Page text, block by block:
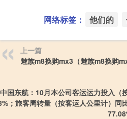
网络标签： 他们的
上一篇
魅族m8换购mx3（魅族m8换购
中国东航：10月本公司客运运力投入（
；旅客周转量（按客运人公里计）同